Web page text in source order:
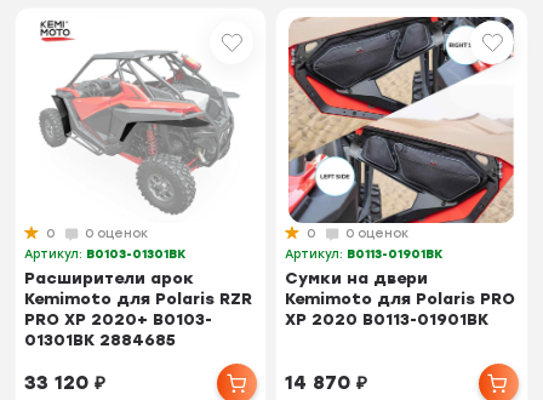
0
0 оценок
Артикул: B0103-01301BK
Расширители арок
Kemimoto для Polaris RZR
PRO XP 2020+ B0103-
01301BK 2884685
33 120₽
0
0 оценок
Артикул: B0113-01901BK
Сумки на двери
Kemimoto для Polaris PRO
XP 2020 B0113-01901BK
14 870₽